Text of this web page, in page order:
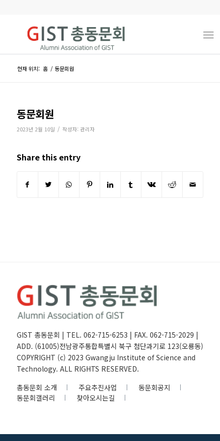
현재 위치: 홈 / 동문회원
동문회원
2023년 2월 10일 / 작성자: 관리자
Share this entry
GIST 총동문회 | TEL. 062-715-6253 | FAX. 062-715-2029 |
ADD. (61005)전남광주통합특별시 북구 첨단과기로 123(오룡동)
COPYRIGHT (c) 2023 Gwangju Institute of Science and
Technology. ALL RIGHTS RESERVED.
총동문회 소개
주요추진사업
동문회공지
동문회갤러리
찾아오시는길